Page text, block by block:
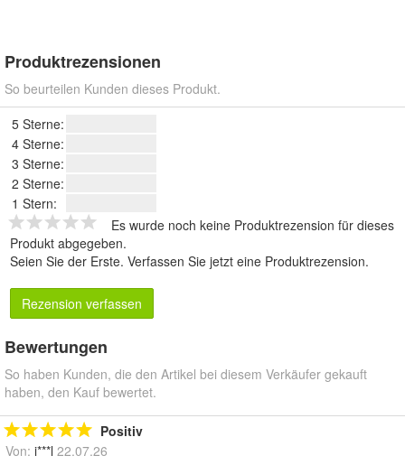
Produktrezensionen
So beurteilen Kunden dieses Produkt.
5 Sterne:
4 Sterne:
3 Sterne:
2 Sterne:
1 Stern:
Es wurde noch keine Produktrezension für dieses
Produkt abgegeben.
Seien Sie der Erste. Verfassen Sie jetzt eine Produktrezension.
Rezension verfassen
Bewertungen
So haben Kunden, die den Artikel bei diesem Verkäufer gekauft
haben, den Kauf bewertet.
Positiv
Von: i***l 22.07.26